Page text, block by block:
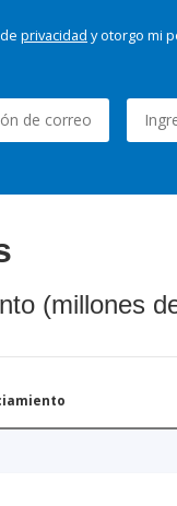
privacidad y otorgo mi
(millones